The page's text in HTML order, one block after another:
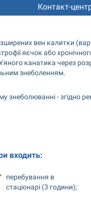
Контакт-
вен калитки
яєчок або
канатика через
знеболенням.
знеболюванні - згідно
входить:
перебування в
стаціонарі (3 години);